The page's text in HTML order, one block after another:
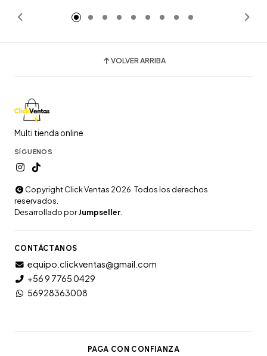
VOLVER ARRIBA
Multi tienda online
SÍGUENOS
Copyright Click Ventas 2026. Todos los derechos
reservados.
Desarrollado porJumpseller
CONTÁCTANOS
equipo.clickventas@gmail.com
+56 9 7765 0429
56928363008
PAGA CON CONFIANZA